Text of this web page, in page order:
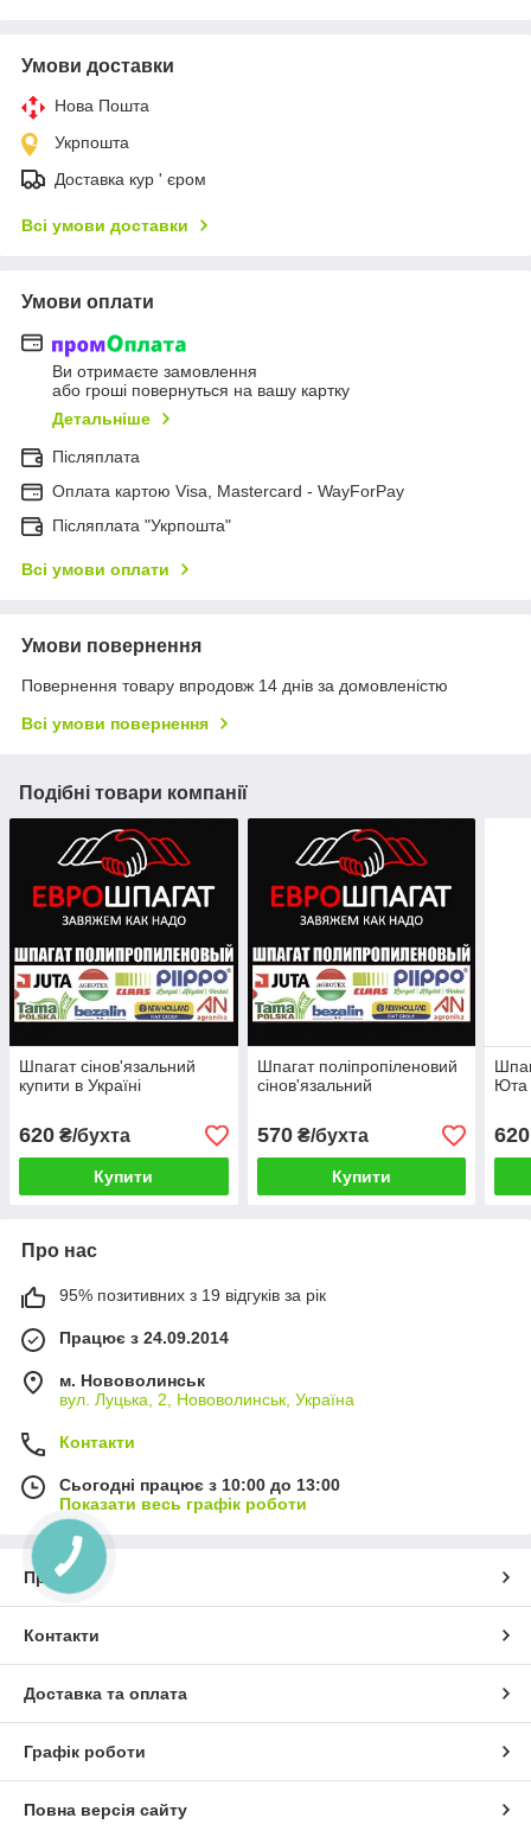
Умови доставки
Нова Пошта
Укрпошта
Доставка кур ' єром
Всі умови доставки
Умови оплати
Ви отримаєте замовлення
або гроші повернуться на вашу картку
Детальніше
Післяплата
Оплата картою Visa, Mastercard - WayForPay
Післяплата "Укрпошта"
Всі умови оплати
Умови повернення
Повернення товару впродовж 14 днів за домовленістю
Всі умови повернення
Подібні товари компанії
Шпагат сінов'язальний
купити в Україні
620 ₴/бухта
Купити
Шпагат поліпропіленовий
сінов'язальний
570₴/бухта
Купити
Юта
620
Про нас
95% позитивних з 19 відгуків за рік
Працює з 24.09.2014
м. Нововолинськ
вул. Луцька, 2, Нововолинськ, Україна
Контакти
Сьогодні працює з 10:00 до 13:00
Показати весь графік роботи
Про нас
Контакти
Доставка та оплата
Графік роботи
Повна версія сайту